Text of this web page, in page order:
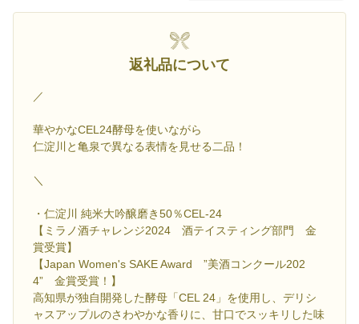
返礼品について
／
華やかなCEL24酵母を使いながら
仁淀川と亀泉で異なる表情を見せる二品！
＼
・仁淀川 純米大吟醸磨き50％CEL-24
【ミラノ酒チャレンジ2024 酒テイスティング部門 金
賞受賞】
【Japan Women's SAKE Award ”美酒コンクール202
4” 金賞受賞！】
高知県が独自開発した酵母「CEL 24」を使用し、デリシ
ャスアップルのさわやかな香りに、甘口でスッキリした味